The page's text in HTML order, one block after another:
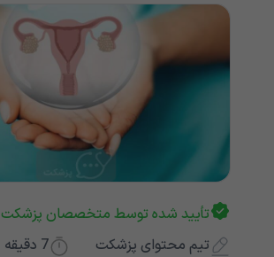
تأیید شده توسط متخصصان پزشکت
تیم محتوای پزشکت
7 دقیقه